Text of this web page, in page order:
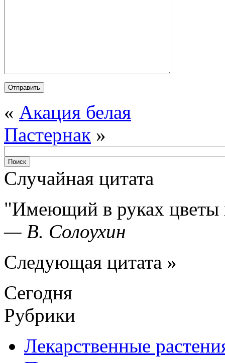
« Акация белая
Пастернак »
Случайная цитата
Имеющий в руках цветы
— В. Солоухин
Следующая цитата »
Сегодня
Рубрики
Лекарственные